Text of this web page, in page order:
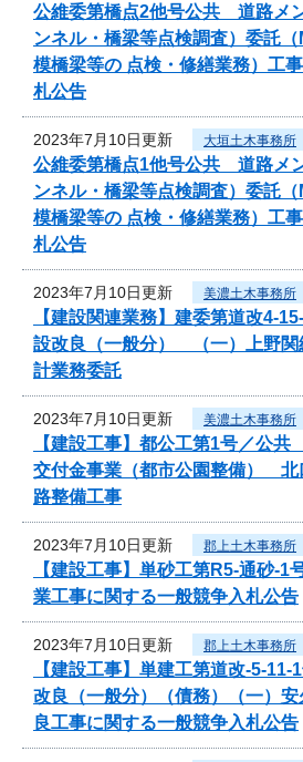
公維委第橋点2他号公共 道路メ
ンネル・橋梁等点検調査）委託
模橋梁等の 点検・修繕業務）工
札公告
2023年7月10日更新 大垣土木事務所
公維委第橋点1他号公共 道路メ
ンネル・橋梁等点検調査）委託
模橋梁等の 点検・修繕業務）工
札公告
2023年7月10日更新 美濃土木事務所
【建設関連業務】建委第道改4-
設改良（一般分） （一）上野
計業務委託
2023年7月10日更新 美濃土木事務所
【建設工事】都公工第1号／公
交付金事業（都市公園整備） 北
路整備工事
2023年7月10日更新 郡上土木事務所
【建設工事】単砂工第R5-通砂-
業工事に関する一般競争入札公告
2023年7月10日更新 郡上土木事務所
【建設工事】単建工第道改-5-
改良（一般分）（債務）（一）
良工事に関する一般競争入札公告